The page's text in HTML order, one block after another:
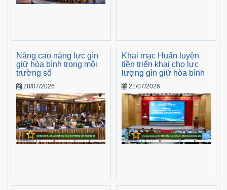
Nâng cao năng lực gìn
giữ hòa bình trong môi
trường số
28/07/2026
Khai mạc Huấn luyện
tiền triển khai cho lực
lượng gìn giữ hòa bình
21/07/2026